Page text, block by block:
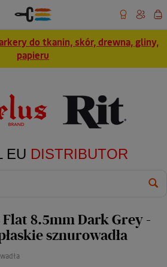
do tkanin, skór, drewna, gliny,
papieru
EU DISTRIBUTOR
8.5mm Dark Grey -
sznurowadła